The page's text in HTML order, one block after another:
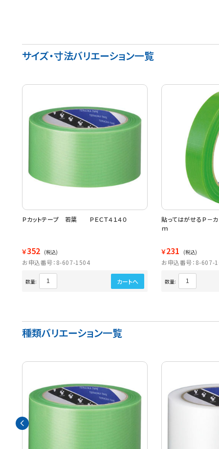
サイズ・寸法バリエーション一覧
Ｐカットテープ 若葉 ＰＥＣＴ４１４０
￥352 (税込)
お申込番号：8-607-1504
数量: カートへ
貼ってはがせるＰ－
ｍ
￥231 (税込)
お申込番号：8-607-
数量:
種類バリエーション一覧